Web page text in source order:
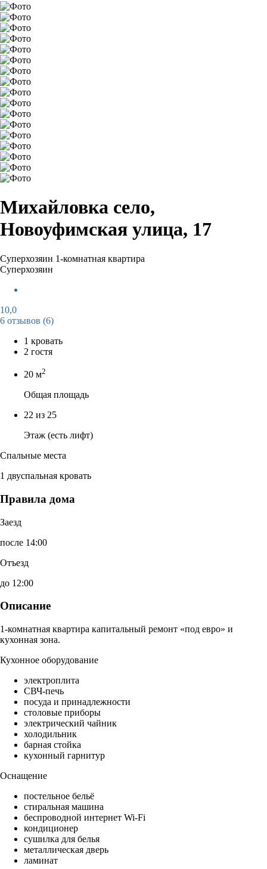
Михайловка село,
Новоуфимская улица, 17
Суперхозяин 1-комнатная квартира
Суперхозяин
10,0
6 отзывов (6)
1 кровать
2 гостя
20 м2
Общая площадь
22 из 25
Этаж (есть лифт)
Спальные места
1 двуспальная кровать
Правила дома
Заезд
после 14:00
Отъезд
до 12:00
Описание
1-комнатная квартира капитальный ремонт «под евро» и
кухонная зона.
Кухонное оборудование
электроплита
СВЧ-печь
посуда и принадлежности
столовые приборы
электрический чайник
холодильник
барная стойка
кухонный гарнитур
Оснащение
постельное бельё
стиральная машина
беспроводной интернет Wi-Fi
кондиционер
сушилка для белья
металлическая дверь
ламинат